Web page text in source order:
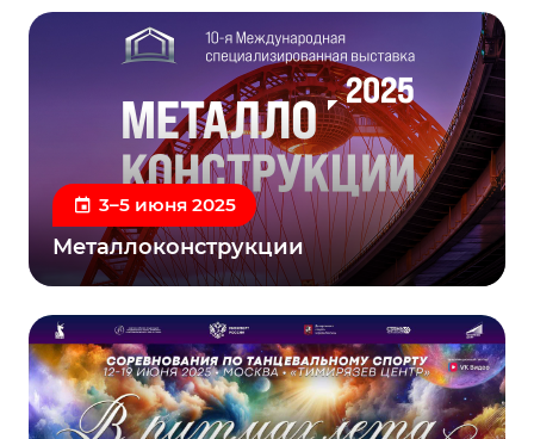
3–5 июня 2025
Металлоконструкции